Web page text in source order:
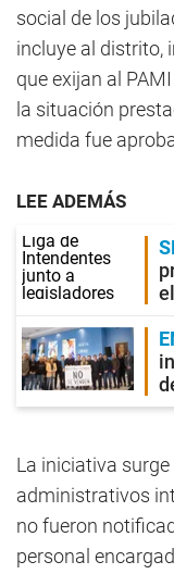
social de los
incluye al distrito,
que exijan al
la situación
medida fue
LEE ADEMÁS
La iniciativa
administrativos
no fueron
personal